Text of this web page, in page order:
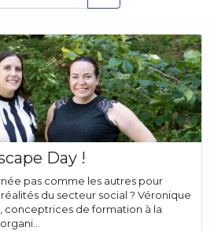
Day !
pas comme les autres pour
du secteur social ? Véronique
conceptrices de formation à la